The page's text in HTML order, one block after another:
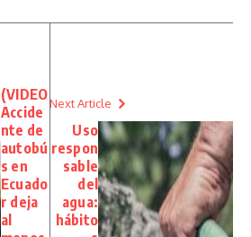
(VIDEO
Accide
nte de
autobú
s en
Ecuado
r deja
al
Next Article
Uso
respon
sable
del
agua:
hábito